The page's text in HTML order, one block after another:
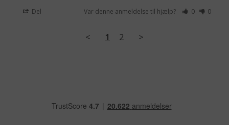
Del Var denne anmeldelse til hjælp? 0 0
< 1 2 >